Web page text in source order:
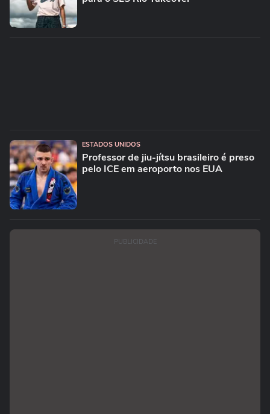
ESTADOS UNIDOS
Professor de jiu-jítsu brasileiro é preso
pelo ICE em aeroporto nos EUA
PUBLICIDADE